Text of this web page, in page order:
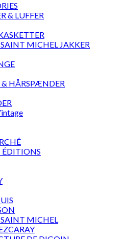
& LUFFER
MICHEL JAKKER
& HÅRSPÆNDER
MICHEL